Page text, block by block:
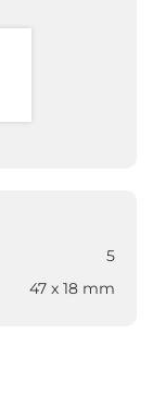
5
47 x 18 mm